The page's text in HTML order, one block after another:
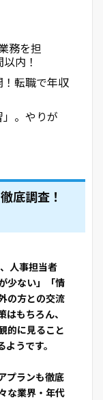
務を担
内！
転職で年収
。やりが
底調査！
人事担当者
少ない」「情
の方との交流
はもちろん、
的に見ること
うです。
プランも徹底
な業界・年代